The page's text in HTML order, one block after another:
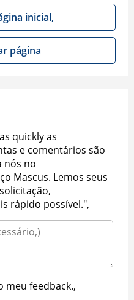
inicial,
página
quickly as
e comentários são
nós no
Mascus. Lemos seus
rápido possível.",
meu feedback.,